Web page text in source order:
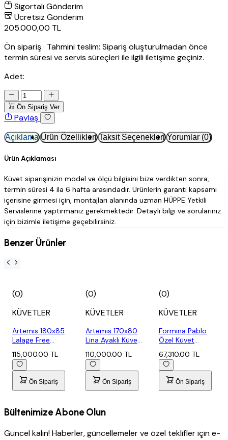
Sigortalı Gönderim
Ücretsiz Gönderim
205.000,00 TL
Ön sipariş· Tahmini teslim: Sipariş oluşturulmadan önce
termin süresi ve servis süreçleri ile ilgili iletişime geçiniz.
Adet:
Ön Sipariş Ver
Paylaş
Açıklama Ürün Özellikleri Taksit Seçenekleri Yorumlar (0)
Ürün Açıklaması
Küvet siparişinizin model ve ölçü bilgisini bize verdikten sonra,
termin süresi 4 ila 6 hafta arasındadır. Ürünlerin garanti kapsamı
içerisine girmesi için, montajları alanında uzman HÜPPE Yetkili
Servislerine yaptırmanız gerekmektedir. Detaylı bilgi ve sorularınız
için bizimle iletişime geçebilirsiniz.
Benzer Ürünler
(0)
KÜVETLER
Artemis 180x85
Lalage Free
115,000.00 TL
Ön Sipariş
(0)
KÜVETLER
Artemis 170x80
Lina Ayaklı Küvet
110,000.00 TL
Ön Sipariş
(0)
KÜVETLER
Formina Pablo
Özel Küvet
67,310.00 TL
Ön Sipariş
Bültenimize Abone Olun
Güncel kalın! Haberler, güncellemeler ve özel teklifler için e-